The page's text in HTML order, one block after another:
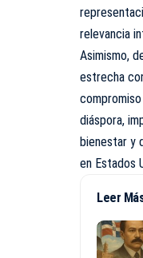
relevancia
Asimismo,
estrecha
diáspora,
bienestar y
en Estados
Leer